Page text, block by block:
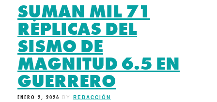
SUMAN MIL 71
RÉPLICAS DEL
SISMO DE
MAGNITUD 6.5 EN
GUERRERO
ENERO 2, 2026 BY REDACCIÓN